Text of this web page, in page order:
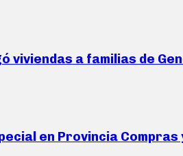
viviendas a familias de
en Provincia